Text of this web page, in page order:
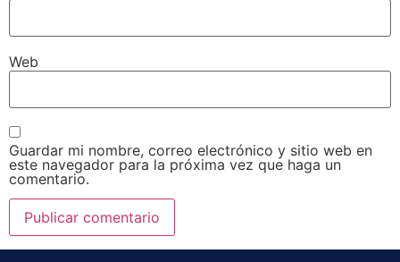
Web
Guardar mi nombre, correo electrónico y sitio web en
este navegador para la próxima vez que haga un
comentario.